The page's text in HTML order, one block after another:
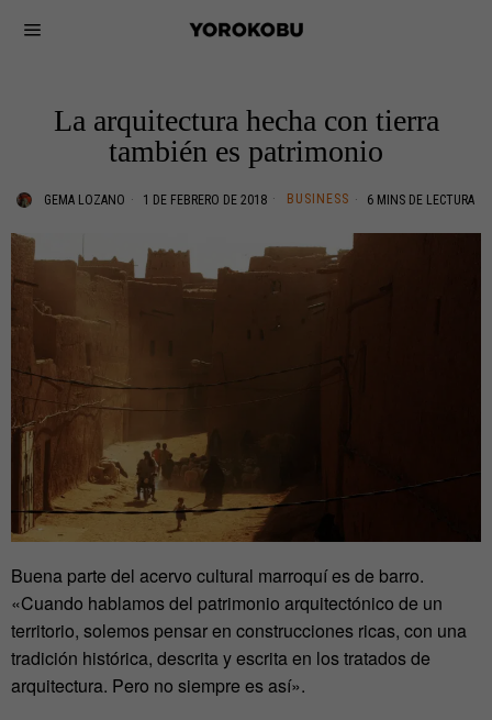
La arquitectura hecha con tierra
también es patrimonio
GEMA LOZANO 1 DE FEBRERO DE 2018 BUSINESS 6 MINS DE LECTURA
Buena parte del acervo cultural marroquí es de barro.
«Cuando hablamos del patrimonio arquitectónico de un
territorio, solemos pensar en construcciones ricas, con una
tradición histórica, descrita y escrita en los tratados de
arquitectura. Pero no siempre es así».